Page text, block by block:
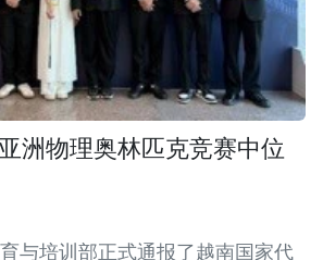
洲物理奥林匹克竞赛中位
与培训部正式通报了越南国家代